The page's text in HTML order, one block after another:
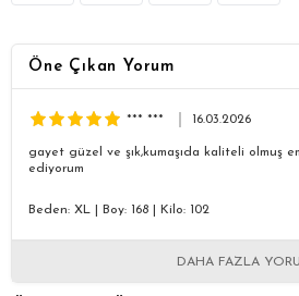
Öne Çıkan Yorum
*** *** 16.03.2026
gayet güzel ve şık,kumaşıda kaliteli olmuş
ediyorum
Beden: XL Boy: 168 Kilo: 102
DAHA FAZLA